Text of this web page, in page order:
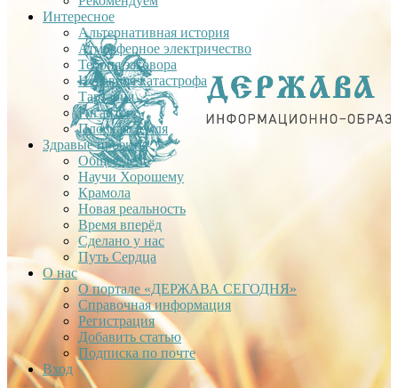
Интересное
Альтернативная история
Атмосферное электричество
Теория заговора
Недавняя катастрофа
Тартария
Гиганты
Плоская Земля
Здравые проекты
Общее дело
Научи Хорошему
Крамола
Новая реальность
Время вперёд
Сделано у нас
Путь Сердца
О нас
О портале «ДЕРЖАВА СЕГОДНЯ»
Справочная информация
Регистрация
Добавить статью
Подписка по почте
Вход